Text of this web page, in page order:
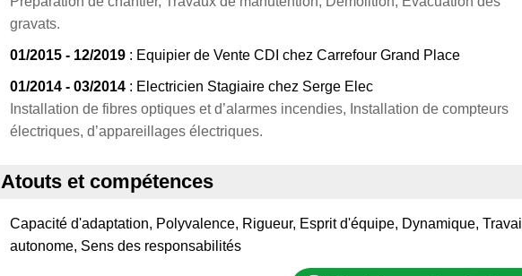
gravats.
01/2015 - 12/2019 : Equipier de Vente CDI chez Carrefour Grand Place
01/2014 - 03/2014 : Electricien Stagiaire chez Serge Elec
Installation de fibres optiques et d’alarmes incendies, Installation de compteurs
électriques, d’appareillages électriques.
Atouts et compétences
Capacité d'adaptation, Polyvalence, Rigueur, Esprit d'équipe, Dynamique, Travail
autonome, Sens des responsabilités